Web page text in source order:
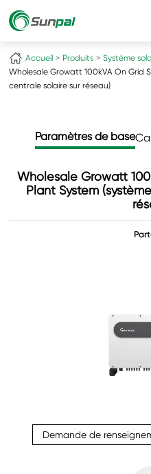
Accueil Produits Système
Wholesale Growatt 100kVA On Grid
centrale solaire sur réseau)
Paramètres de base
Wholesale Growatt
Plant System
Demande de